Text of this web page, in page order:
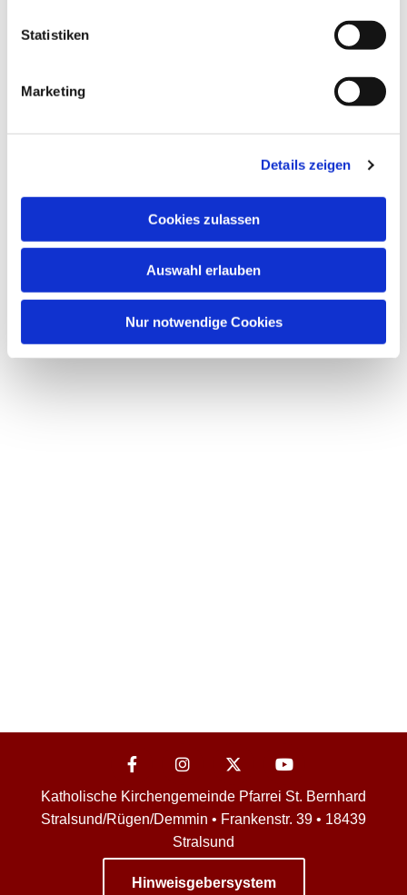
Statistiken
Marketing
Details zeigen
Cookies zulassen
Auswahl erlauben
Nur notwendige Cookies
Dies könnte Sie auch
interessieren
Katholische Kirchengemeinde Pfarrei St. Bernhard
Stralsund/Rügen/Demmin • Frankenstr. 39 • 18439
Stralsund
Hinweisgebersystem